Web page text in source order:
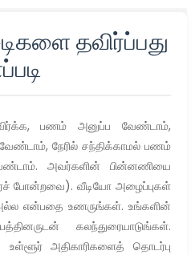
தவிர்ப்பது
பணம் அனுப்ப வேண்டாம்,
நேரில் சந்திக்காமல் பணம்
அவர்களின் பின்னணியை
போன்றவை). வீடியோ அழைப்புகள்
என்பதை உணருங்கள். உங்களின்
கலந்துரையாடுங்கள்.
உள்ளூர் அதிகாரிகளைத் தொடர்பு